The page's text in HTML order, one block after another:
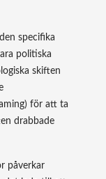
specifika
politiska
skiften
för att ta
drabbade
påverkar